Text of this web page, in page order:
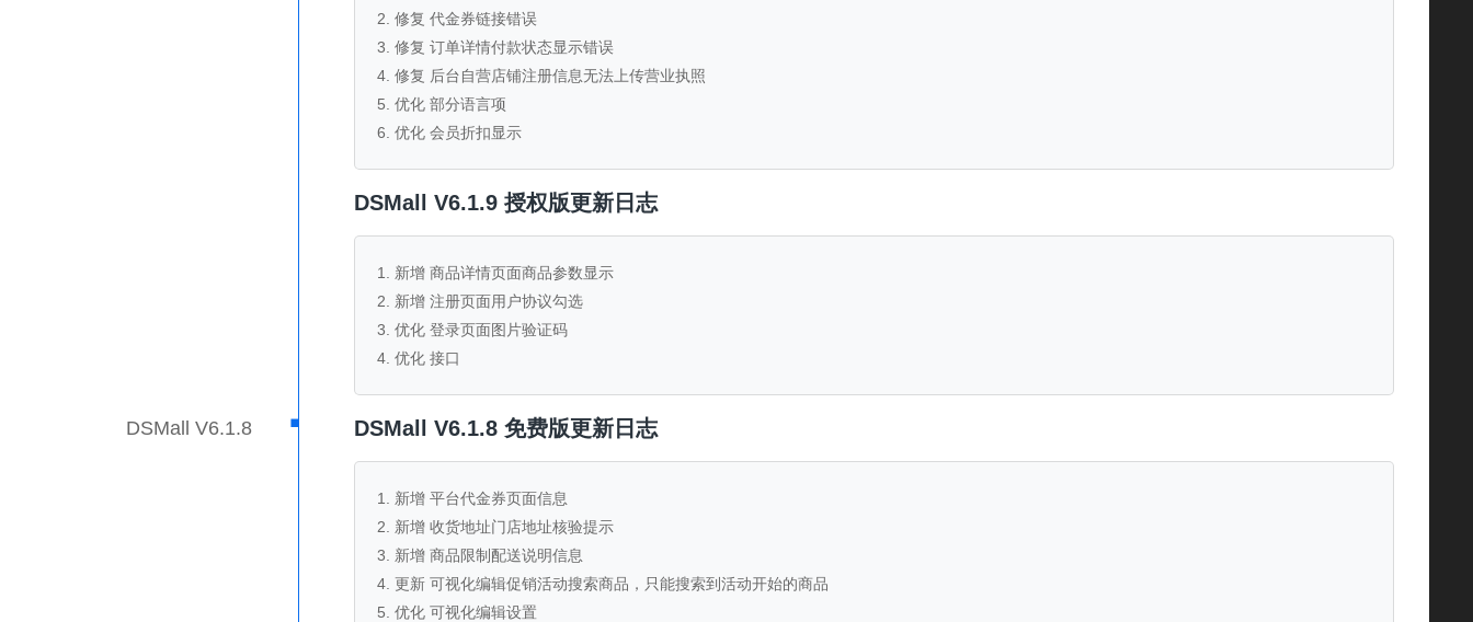
2. 修复 代金券链接错误
3. 修复 订单详情付款状态显示错误
4. 修复 后台自营店铺注册信息无法上传营业执照
5. 优化 部分语言项
6. 优化 会员折扣显示
DSMall V6.1.9 授权版更新日志
1. 新增 商品详情页面商品参数显示
2. 新增 注册页面用户协议勾选
3. 优化 登录页面图片验证码
4. 优化 接口
DSMall V6.1.8 · DSMall V6.1.8 免费版更新日志
1. 新增 平台代金券页面信息
2. 新增 收货地址门店地址核验提示
3. 新增 商品限制配送说明信息
4. 更新 可视化编辑促销活动搜索商品，只能搜索到活动开始的商品
5. 优化 可视化编辑设置